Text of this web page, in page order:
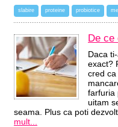
slabire proteine probiotice
De ce
Daca
exact?
cred
farfuria
uitam
seama. Plus ca poti
mult...